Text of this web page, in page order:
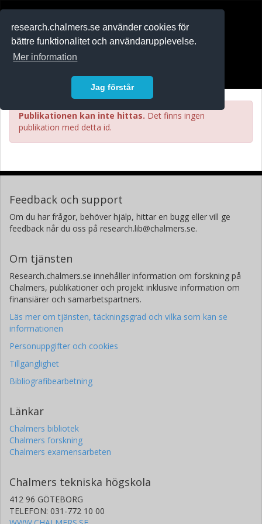
research.chalmers.se använder cookies för
bättre funktionalitet och användarupplevelse.
Mer information
Jag förstår
Publikationen kan inte hittas. Det finns ingen
publikation med detta id.
Feedback och support
Om du har frågor, behöver hjälp, hittar en bugg eller vill ge
feedback når du oss på research.lib@chalmers.se.
Om tjänsten
Research.chalmers.se innehåller information om forskning på
Chalmers, publikationer och projekt inklusive information om
finansiärer och samarbetspartners.
Läs mer om tjänsten, täckningsgrad och vilka som kan se
informationen
Personuppgifter och cookies
Tillgänglighet
Bibliografibearbetning
Länkar
Chalmers bibliotek
Chalmers forskning
Chalmers examensarbeten
Chalmers tekniska högskola
412 96 GÖTEBORG
TELEFON: 031-772 10 00